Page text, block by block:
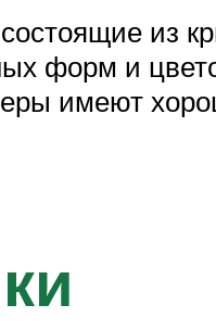
из
форм и
имеют